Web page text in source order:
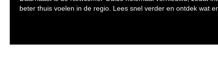
beter thuis voelen in de regio. Lees snel verder en ontdek wat